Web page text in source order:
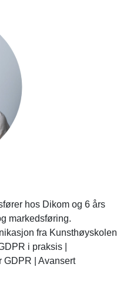
hos Dikom og 6 års
markedsføring.
fra Kunsthøyskolen
i praksis |
GDPR | Avansert